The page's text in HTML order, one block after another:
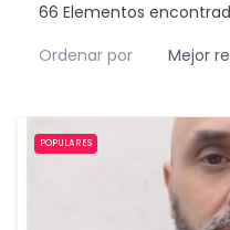
66 Elementos
Ordenar por
Mejor
POPULARES